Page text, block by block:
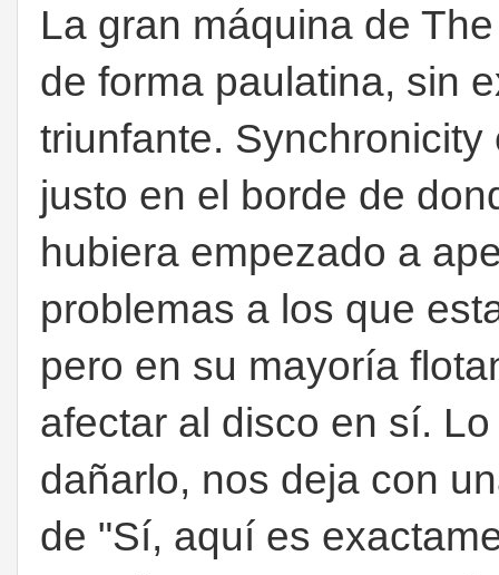
La gran máquina de
de forma paulatina, sin
triunfante.
justo en el borde de
hubiera empezado a
problemas a los que
pero en su mayoría
afectar al disco en sí.
dañarlo, nos deja con
de "Sí, aquí es